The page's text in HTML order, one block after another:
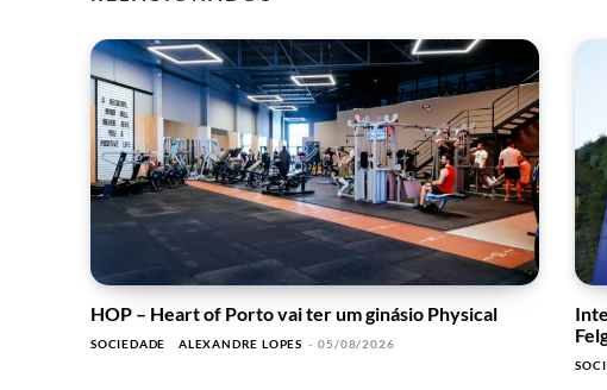
HOP – Heart of Porto vai ter um ginásio Physical
SOCIEDADE ALEXANDRE LOPES - 05/08/2026